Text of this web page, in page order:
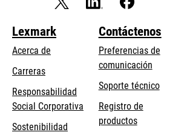
Lexmark
Acerca de
Carreras
Responsabilidad
Social Corporativa opens
Sostenibilidad
Contáctenos
Preferencias de
comunicación
Soporte técnicoopens
Registro de
productos